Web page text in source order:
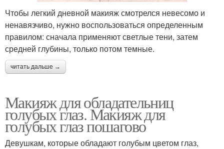
Чтобы легкий дневной макияж смотрелся невесомо и
ненавязчиво, нужно воспользоваться определенным
правилом: сначала применяют светлые тени, затем
средней глубины, только потом темные.
читать дальше →
Макияж для обладательниц
голубых глаз. Макияж для
голубых глаз пошагово
Девушкам, которые обладают голубым цветом глаз,